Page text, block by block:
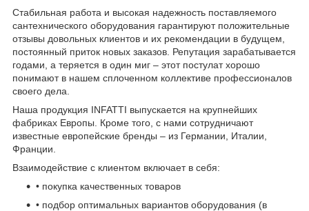
Стабильная работа и высокая надежность поставляемого
сантехнического оборудования гарантируют положительные
отзывы довольных клиентов и их рекомендации в будущем,
постоянный приток новых заказов. Репутация зарабатывается
годами, а теряется в один миг – этот постулат хорошо
понимают в нашем сплоченном коллективе профессионалов
своего дела.
Наша продукция INFATTI выпускается на крупнейших
фабриках Европы. Кроме того, с нами сотрудничают
известные европейские бренды – из Германии, Италии,
Франции.
Взаимодействие с клиентом включает в себя:
• покупка качественных товаров
• подбор оптимальных вариантов оборудования (в